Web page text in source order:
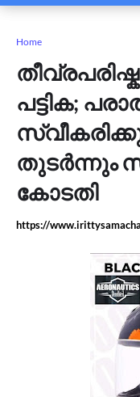
Home
പട്ടിക;
തുടർന്നും
കോടതി
https://